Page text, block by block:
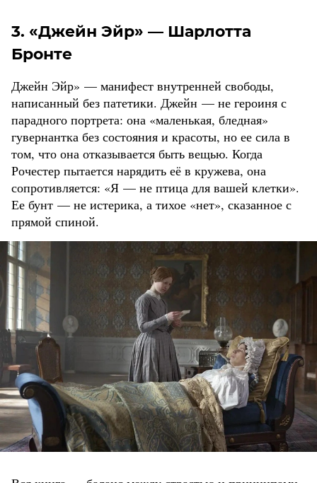
3. «Джейн Эйр» — Шарлотта
Бронте
Джейн Эйр» — манифест внутренней свободы,
написанный без патетики. Джейн — не героиня с
парадного портрета: она «маленькая, бледная»
гувернантка без состояния и красоты, но ее сила в
том, что она отказывается быть вещью. Когда
Рочестер пытается нарядить её в кружева, она
сопротивляется: «Я — не птица для вашей клетки».
Ее бунт — не истерика, а тихое «нет», сказанное с
прямой спиной.